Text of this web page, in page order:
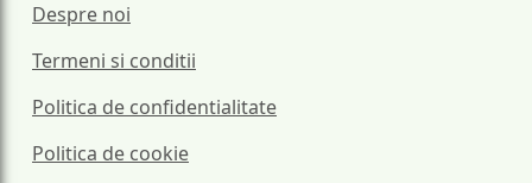
Despre noi
Termeni si conditii
Politica de confidentialitate
Politica de cookie